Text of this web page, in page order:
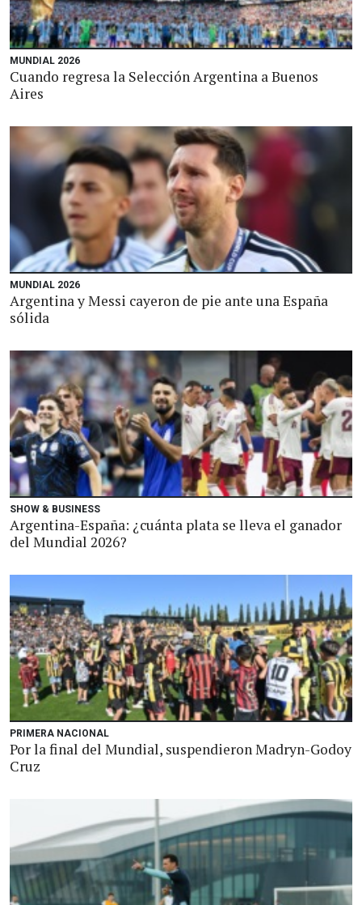
MUNDIAL 2026
Cuando regresa la Selección Argentina a Buenos
Aires
MUNDIAL 2026
Argentina y Messi cayeron de pie ante una España
sólida
SHOW & BUSINESS
Argentina-España: ¿cuánta plata se lleva el ganador
del Mundial 2026?
PRIMERA NACIONAL
Por la final del Mundial, suspendieron Madryn-Godoy
Cruz